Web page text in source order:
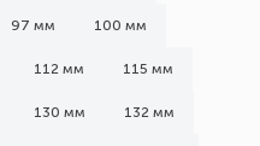
97 мм 100 мм
112 мм 115 мм
130 мм 132 мм